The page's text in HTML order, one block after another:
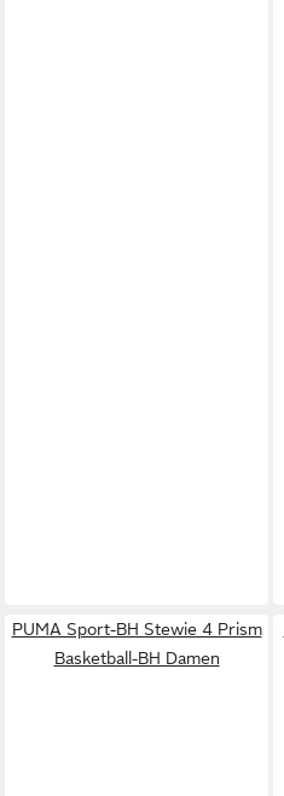
PUMA Sport-BH Stewie 4 Prism
Basketball-BH Damen